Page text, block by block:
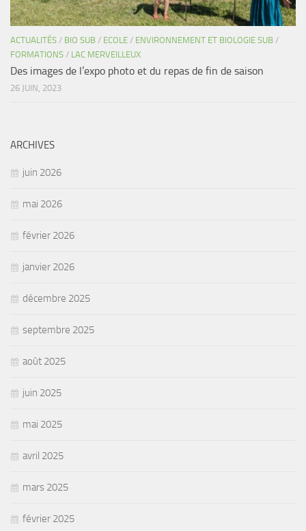
ACTUALITÉS / BIO SUB / ECOLE / ENVIRONNEMENT ET BIOLOGIE SUB /
FORMATIONS / LAC MERVEILLEUX
Des images de l’expo photo et du repas de fin de saison
26 JUIN, 2023
ARCHIVES
juin 2026
mai 2026
février 2026
janvier 2026
décembre 2025
septembre 2025
août 2025
juin 2025
mai 2025
avril 2025
mars 2025
février 2025